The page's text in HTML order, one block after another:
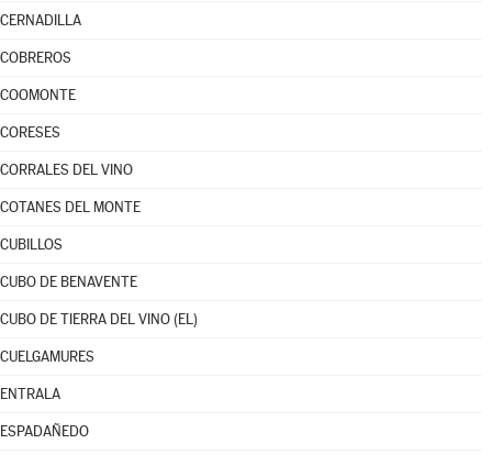
CERNADILLA
COBREROS
COOMONTE
CORESES
CORRALES DEL VINO
COTANES DEL MONTE
CUBILLOS
CUBO DE BENAVENTE
CUBO DE TIERRA DEL VINO (EL)
CUELGAMURES
ENTRALA
ESPADAÑEDO